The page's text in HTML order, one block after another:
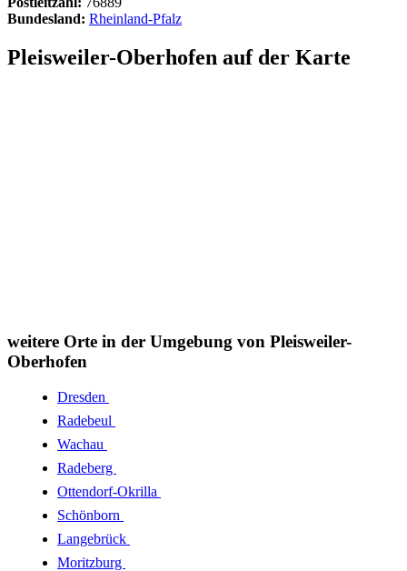
Bundesland: Rheinland-Pfalz
Pleisweiler-Oberhofen auf der Karte
weitere Orte in der Umgebung von Pleisweiler-
Oberhofen
Dresden
Radebeul
Wachau
Radeberg
Ottendorf-Okrilla
Schönborn
Langebrück
Moritzburg